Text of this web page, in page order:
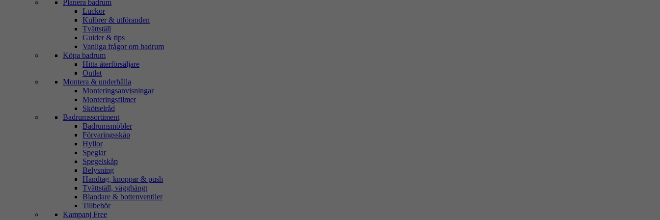
Planera badrum
Luckor
Kulörer & utföranden
Tvättställ
Guider & tips
Vanliga frågor om badrum
Köpa badrum
Hitta återförsäljare
Outlet
Montera & underhålla
Monteringsanvisningar
Monteringsfilmer
Skötselråd
Badrumssortiment
Badrumsmöbler
Förvaringsskåp
Hyllor
Speglar
Spegelskåp
Belysning
Handtag, knoppar & push
Tvättställ, vägghängt
Blandare & bottenventiler
Tillbehör
Kampanj Free